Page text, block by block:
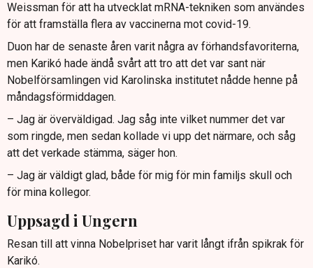
Weissman för att ha utvecklat mRNA-tekniken som användes
för att framställa flera av vaccinerna mot covid-19.
Duon har de senaste åren varit några av förhandsfavoriterna,
men Karikó hade ändå svårt att tro att det var sant när
Nobelförsamlingen vid Karolinska institutet nådde henne på
måndagsförmiddagen.
– Jag är överväldigad. Jag såg inte vilket nummer det var
som ringde, men sedan kollade vi upp det närmare, och såg
att det verkade stämma, säger hon.
– Jag är väldigt glad, både för mig för min familjs skull och
för mina kollegor.
Uppsagd i Ungern
Resan till att vinna Nobelpriset har varit långt ifrån spikrak för
Karikó.